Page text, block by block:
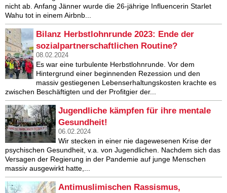
nicht ab. Anfang Jänner wurde die 26-jährige Influencerin Starlet
Wahu tot in einem Airbnb...
Bilanz Herbstlohnrunde 2023: Ende der
sozialpartnerschaftlichen Routine?
08.02.2024
Es war eine turbulente Herbstlohnrunde. Vor dem
Hintergrund einer beginnenden Rezession und den
massiv gestiegenen Lebenserhaltungskosten krachte es
zwischen Beschäftigten und der Profitgier der...
Jugendliche kämpfen für ihre mentale
Gesundheit!
06.02.2024
Wir stecken in einer nie dagewesenen Krise der
psychischen Gesundheit, v.a. von Jugendlichen. Nachdem sich das
Versagen der Regierung in der Pandemie auf junge Menschen
massiv ausgewirkt hatte,...
Antimuslimischen Rassismus,